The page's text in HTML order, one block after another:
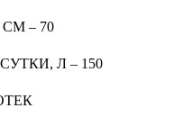
– 70
Л – 150